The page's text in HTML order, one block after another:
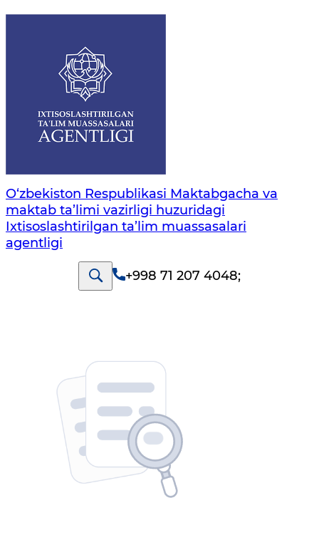
O‘zbekiston Respublikasi Maktabgacha va
maktab ta’limi vazirligi huzuridagi
Ixtisoslashtirilgan ta’lim muassasalari
agentligi
+998 71 207 4048;